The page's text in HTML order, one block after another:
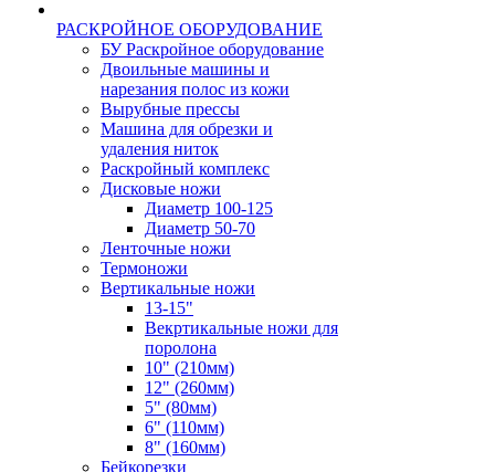
РАСКРОЙНОЕ ОБОРУДОВАНИЕ
БУ Раскройное оборудование
Двоильные машины и
нарезания полос из кожи
Вырубные прессы
Машина для обрезки и
удаления ниток
Раскройный комплекс
Дисковые ножи
Диаметр 100-125
Диаметр 50-70
Ленточные ножи
Термоножи
Вертикальные ножи
13-15"
Векртикальные ножи для
поролона
10" (210мм)
12" (260мм)
5" (80мм)
6" (110мм)
8" (160мм)
Бейкорезки